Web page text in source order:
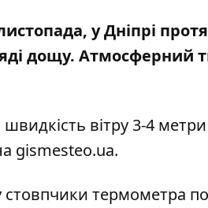
у Дніпрі
дощу. Атмосферний
вітру 3-4
gismesteo.ua.
стовпчики термометра